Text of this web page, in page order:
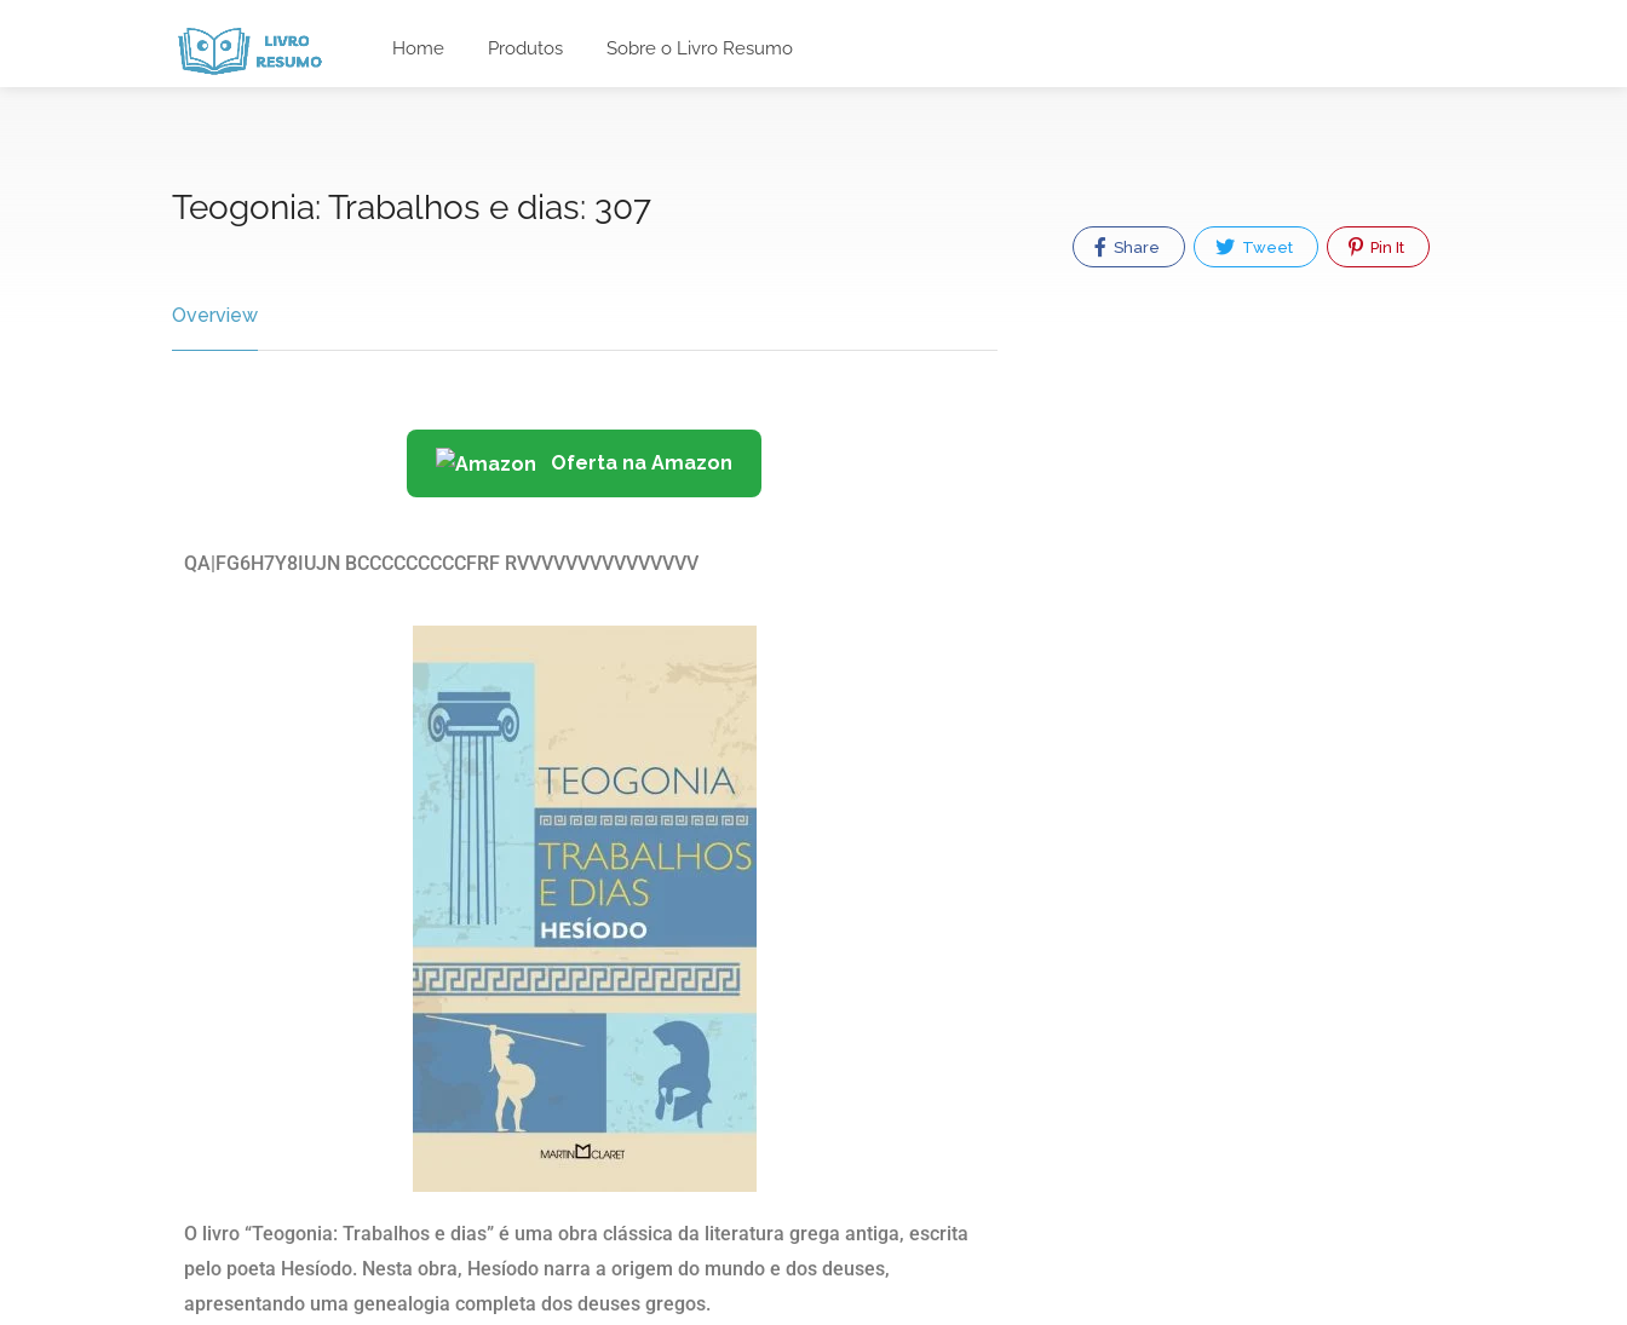
Home Produtos Sobre o Livro Resumo
Teogonia: Trabalhos e dias: 307
Overview
Oferta na Amazon
QA|FG6H7Y8IUJN BCCCCCCCCCFRF RVVVVVVVVVVVVVVV
O livro “Teogonia: Trabalhos e dias” é uma obra clássica da literatura grega antiga, escrita
pelo poeta Hesíodo. Nesta obra, Hesíodo narra a origem do mundo e dos deuses,
apresentando uma genealogia completa dos deuses gregos.
Share Tweet Pin It